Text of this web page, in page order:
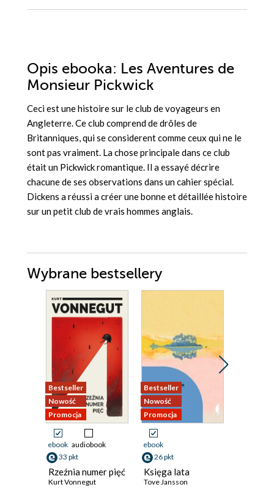
Opis ebooka: Les Aventures de
Monsieur Pickwick
Ceci est une histoire sur le club de voyageurs en
Angleterre. Ce club comprend de drôles de
Britanniques, qui se considerent comme ceux qui ne le
sont pas vraiment. La chose principale dans ce club
était un Pickwick romantique. Il a essayé décrire
chacune de ses observations dans un cahier spécial.
Dickens a réussi a créer une bonne et détaillée histoire
sur un petit club de vrais hommes anglais.
Wybrane bestsellery
Bestseller
Nowość
Promocja
ebook audiobook
33 pkt
Rzeźnia numer pięć
Kurt Vonnegut
Bestseller
Nowość
Promocja
ebook
26 pkt
Księga lata
Tove Jansson